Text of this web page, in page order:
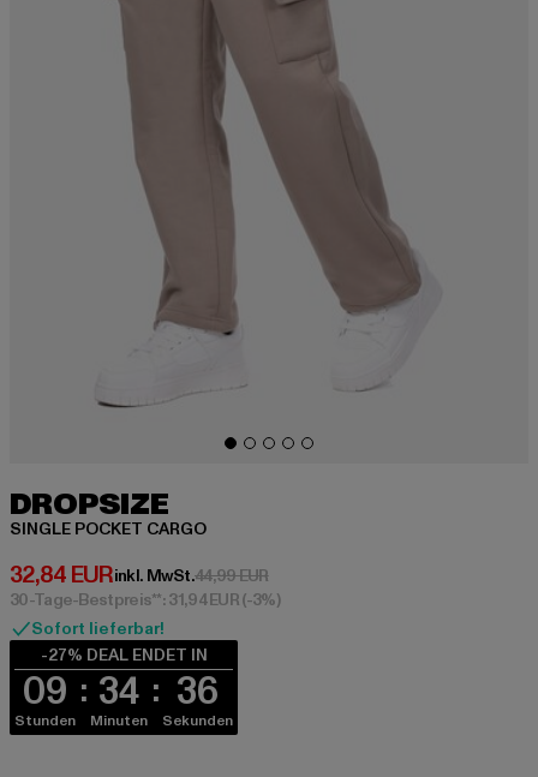
DROPSIZE
SINGLE POCKET CARGO
32,84 EUR
Derzeitiger Preis: 32,84 EUR
inkl. MwSt.44,99 EURAktionspreis: 44,99 EUR
30-Tage-Bestpreis**: 31,94 EUR(-3%)
Sofort lieferbar!
-27% DEAL ENDET IN
09
Stunden
34
Minuten
35
Sekunden